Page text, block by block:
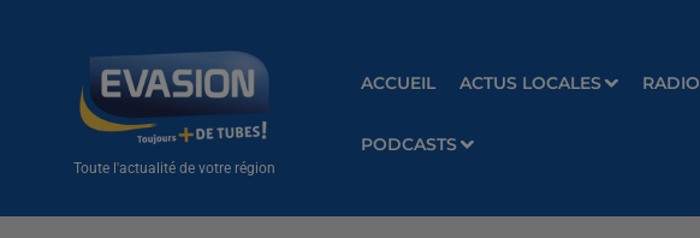
Toute l'actualité de votre région
ACCUEIL ACTUS LOCALES RADIO
PODCASTS